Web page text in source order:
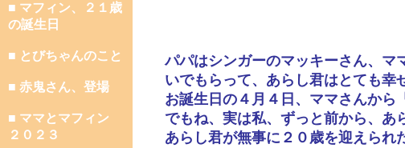
■ マフィン、２１歳
の誕生日
■ とびちゃんのこと
■ 赤鬼さん、登場
■ ママとマフィン
２０２３
パパはシンガーのマッキーさん、マ
いでもらって、あらし君はとても幸
お誕生日の４月４日、ママさんから
でもね、実は私、ずっと前から、あ
あらし君が無事に２０歳を迎えられ